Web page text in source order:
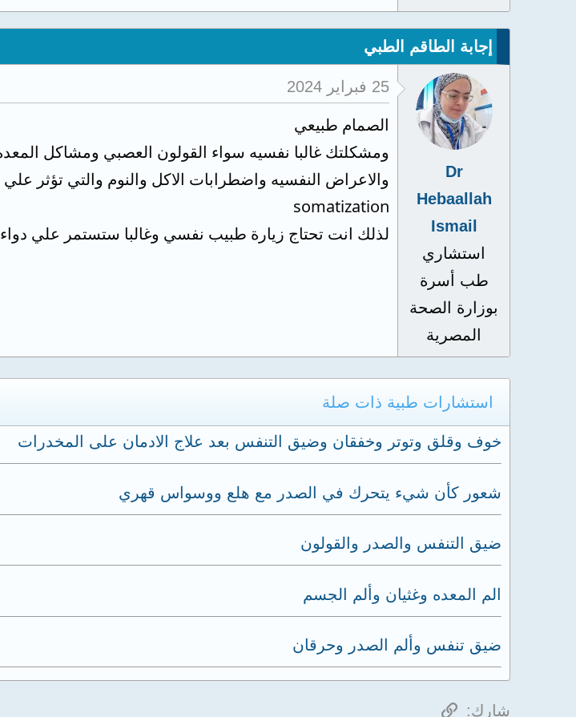
إجابة الطاقم الطبي
Dr
Hebaallah
Ismail
استشاري
طب أسرة
بوزارة الصحة
المصرية
25 فبراير 2024
الصمام طبيعي
ومشكلتك غالبا نفسيه سواء القولون العصبي ومشاكل
والاعراض النفسيه واضطرابات الاكل والنوم والتي تؤثر
somatization
لذلك انت تحتاج زيارة طبيب نفسي وغالبا ستستمر علي
استشارات طبية ذات صلة
خوف وقلق وتوتر وخفقان وضيق التنفس بعد علاج الادمان على المخدرات
شعور كأن شيء يتحرك في الصدر مع هلع ووسواس قهري
ضيق التنفس والصدر والقولون
الم المعده وغثيان وألم الجسم
ضيق تنفس وألم الصدر وحرقان
شارك: الرابط